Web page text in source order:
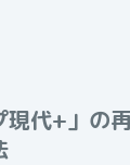
現代+」の